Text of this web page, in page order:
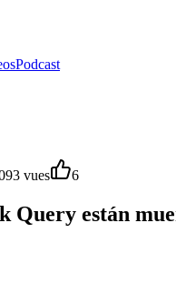
Podcast
vues 6
Query están